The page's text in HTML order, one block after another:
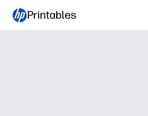
Printables